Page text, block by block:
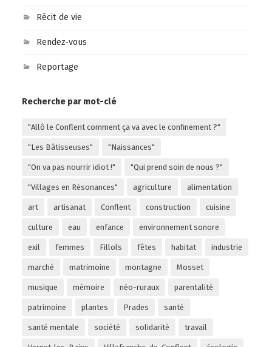
Récit de vie
Rendez-vous
Reportage
Recherche par mot-clé
"Allô le Conflent comment ça va avec le confinement ?"
"Les Bâtisseuses" "Naissances"
"On va pas nourrir idiot !" "Qui prend soin de nous ?"
"Villages en Résonances" agriculture alimentation
art artisanat Conflent construction cuisine
culture eau enfance environnement sonore
exil femmes Fillols fêtes habitat industrie
marché matrimoine montagne Mosset
musique mémoire néo-ruraux parentalité
patrimoine plantes Prades santé
santé mentale société solidarité travail